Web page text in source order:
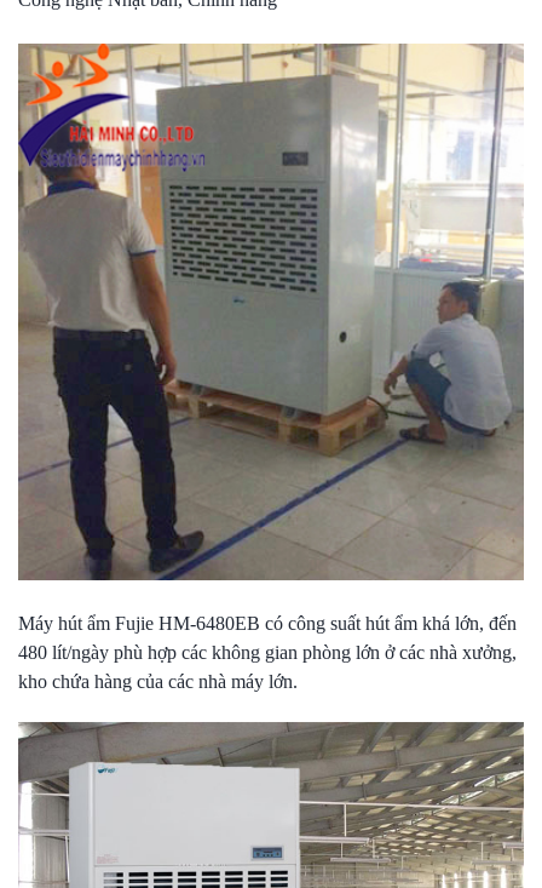
Máy hút ẩm Fujie HM-6480EB có công suất hút ẩm khá lớn, đến
480 lít/ngày phù hợp các không gian phòng lớn ở các nhà xưởng,
kho chứa hàng của các nhà máy lớn.